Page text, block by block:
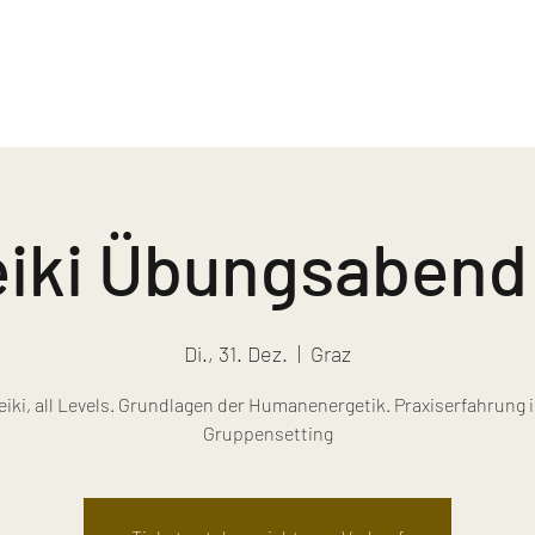
Übungsabend
Di., 31. Dez.
  |
Graz
all Levels. Grundlagen der Humanenergetik. Praxiserfahrung
Gruppensetting